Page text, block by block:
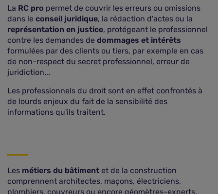
La RC pro permet de couvrir les erreurs ou omissions
dans le conseil juridique, la rédaction d'actes ou la
représentation en justice, protégeant le professionnel
contre les demandes de dommages et intérêts
formulées par des clients ou tiers, par exemple en cas
de non-respect du secret professionnel, erreur de
juridiction...
Les professionnels du droit sont en effet confrontés à
de lourds enjeux du fait de la sensibilité des
informations qu'ils traitent.
Les métiers du bâtiment et de la construction
comprennent architectes, maçons, électriciens,
plombiers, couvreurs ou encore géomètres-experts.